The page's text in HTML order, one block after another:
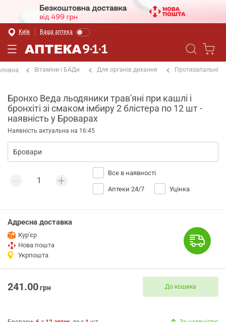
Київ Ваша аптека
Вітаміни і БАДи Для органів дихання Протизапальні
Бронхо Веда льодяники трав'яні при кашлі і
бронхіті зі смаком імбиру 2 блістера по 12 шт -
наявність у Броварах
Наявність актуальна на 16:45
Все в наявності
Аптеки 24/7 Уцінка
Адресна доставка
Кур'єр
Нова пошта
Укрпошта
241.00грн До кошика